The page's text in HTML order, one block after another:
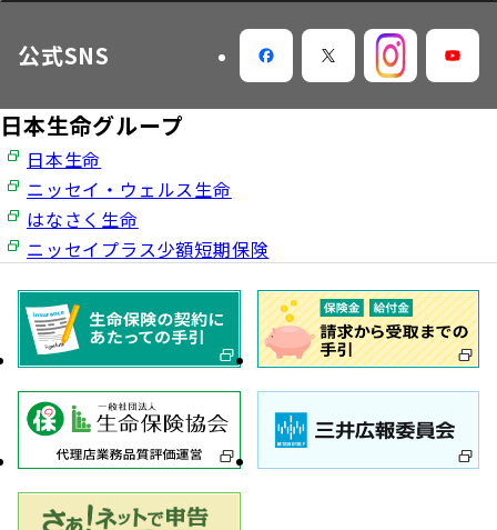
公式SNS
日本生命グループ
日本生命
ニッセイ・ウェルス生命
はなさく生命
ニッセイプラス少額短期保険